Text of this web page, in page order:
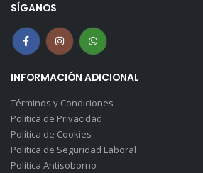
SÍGANOS
INFORMACIÓN ADICIONAL
Términos y Condiciones
Política de Privacidad
Política de Cookies
Política de Seguridad Laboral
Política Antisoborno